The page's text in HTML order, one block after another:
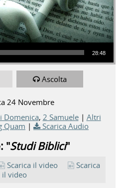
28:48
Ascolta
24 Novembre
Domenica, 2 Samuele| Altri
Quam | Scarica Audio
"Studi Biblici"
Scarica il video
Scarica
il video